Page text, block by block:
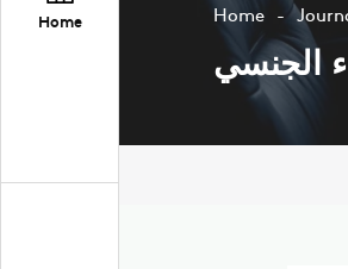
Home Home
الجنسي